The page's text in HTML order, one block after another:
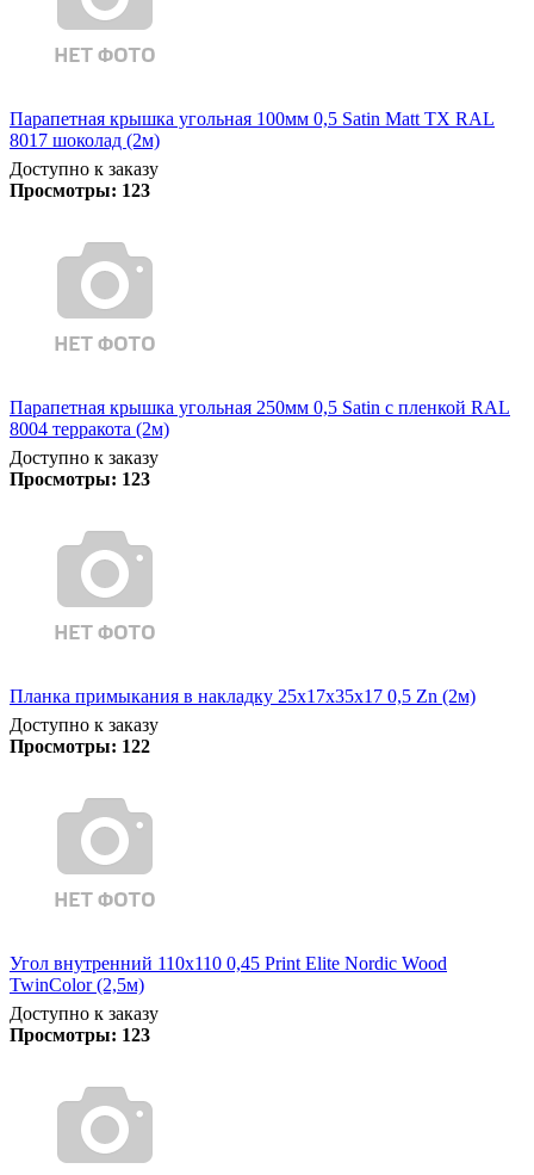
Парапетная крышка угольная 100мм 0,5 Satin Matt TX RAL
8017 шоколад (2м)
Доступно к заказу
Просмотры: 123
Парапетная крышка угольная 250мм 0,5 Satin с пленкой RAL
8004 терракота (2м)
Доступно к заказу
Просмотры: 123
Планка примыкания в накладку 25х17х35х17 0,5 Zn (2м)
Доступно к заказу
Просмотры: 122
Угол внутренний 110х110 0,45 Print Elite Nordic Wood
TwinColor (2,5м)
Доступно к заказу
Просмотры: 123